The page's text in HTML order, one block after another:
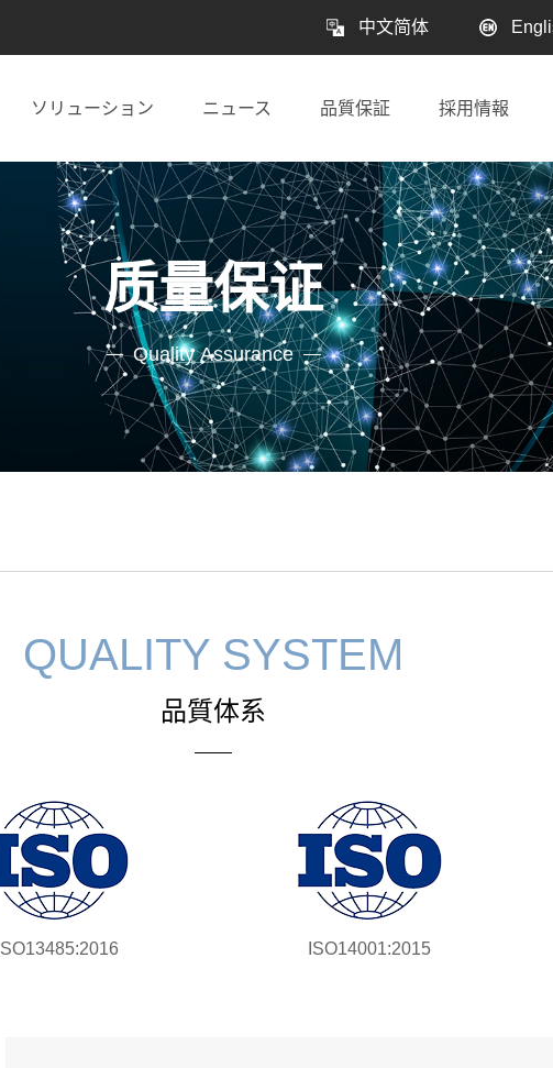
中文简体
ソリューション ニュース 品質保証 採用情報
质量保证
Quality Assurance
QUALITY SYSTEM
品質体系
ISO13485:2016 ISO14001:2015